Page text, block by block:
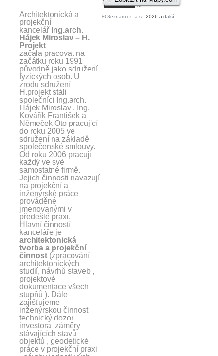
Architektonická a
projekční
kancelář Ing.arch.
Hájek Miroslav – H.
Projekt
začala pracovat na
začátku roku 1991
původně jako sdružení
fyzických osob. U
zrodu sdružení
H.projekt stáli
společníci Ing.arch.
Hájek Miroslav , Ing.
Kovářík František a
Němeček Oto pracující
do roku 2005 ve
sdružení na základě
společenské smlouvy.
Od roku 2006 pracují
každý ve své
samostatné firmě.
Jejich činnosti navazují
na projekční a
inženýrské práce
prováděné
jmenovanými v
předešlé praxi.
Hlavní činností
kanceláře je
architektonická
tvorba a projekční
činnost (zpracování
architektonických
studií, návrhů staveb ,
projektové
dokumentace všech
stupňů ). Dále
zajišťujeme
inženýrskou činnost ,
technický dozor
investora ,záměry
stávajících stavů
objektů , geodetické
práce v projekční praxi